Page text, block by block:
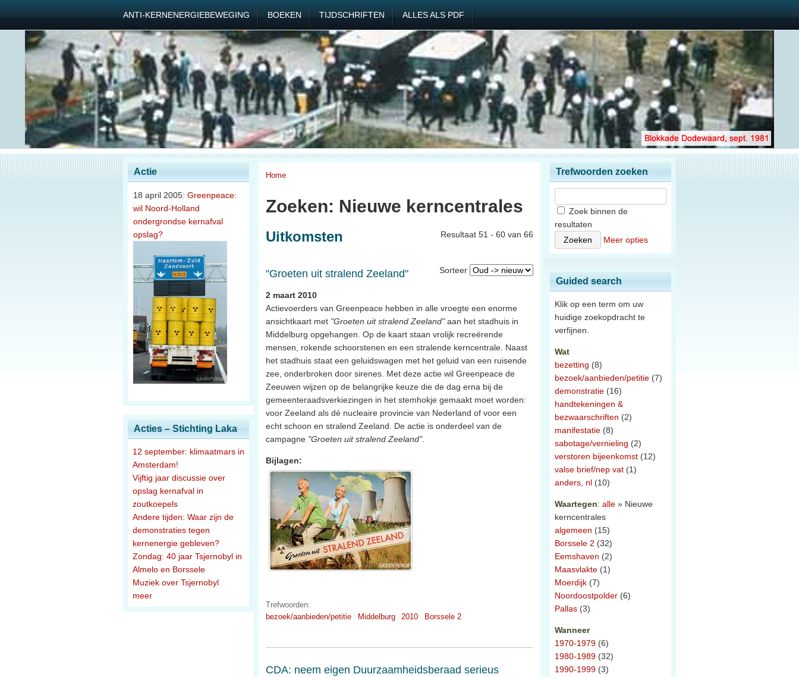
ANTI-KERNENERGIEBEWEGING BOEKEN TIJDSCHRIFTEN ALLES ALS PDF
Actie
18 april 2005: Greenpeace:
wil Noord-Holland
ondergrondse kernafval
opslag?
Acties – Stichting Laka
12 september: klimaatmars in
Amsterdam!
Vijftig jaar discussie over
opslag kernafval in
zoutkoepels
Andere tijden: Waar zijn de
demonstraties tegen
kernenergie gebleven?
Zondag: 40 jaar Tsjernobyl in
Almelo en Borssele
Muziek over Tsjernobyl
meer
Home
Zoeken: Nieuwe kerncentrales
Resultaat 51 - 60 van 66
Uitkomsten
Sorteer
"Groeten uit stralend Zeeland"
2 maart 2010
Actievoerders van Greenpeace hebben in alle vroegte een enorme
ansichtkaart met "Groeten uit stralend Zeeland"aan het stadhuis in
Middelburg opgehangen. Op de kaart staan vrolijk recreërende
mensen, rokende schoorstenen en een stralende kerncentrale. Naast
het stadhuis staat een geluidswagen met het geluid van een ruisende
zee, onderbroken door sirenes. Met deze actie wil Greenpeace de
Zeeuwen wijzen op de belangrijke keuze die de dag erna bij de
gemeenteraadsverkiezingen in het stemhokje gemaakt moet worden:
voor Zeeland als dé nucleaire provincie van Nederland of voor een
echt schoon en stralend Zeeland. De actie is onderdeel van de
campagne "Groeten uit stralend Zeeland".
Bijlagen:
Trefwoorden:
bezoek/aanbieden/petitie
Middelburg 2010 Borssele 2
CDA: neem eigen Duurzaamheidsberaad serieus
Trefwoorden zoeken
Zoek binnen de
resultaten
Meer opties
Guided search
Klik op een term om uw
huidige zoekopdracht te
verfijnen.
Wat
bezetting (8)
bezoek/aanbieden/petitie (7)
demonstratie (16)
handtekeningen &
bezwaarschriften (2)
manifestatie (8)
sabotage/vernieling (2)
verstoren bijeenkomst (12)
valse brief/nep vat (1)
anders, nl (10)
Waartegen: alle » Nieuwe
kerncentrales
algemeen (15)
Borssele 2 (32)
Eemshaven (2)
Maasvlakte (1)
Moerdijk (7)
Noordoostpolder (6)
Pallas (3)
Wanneer
1970-1979 (6)
1980-1989 (32)
1990-1999 (3)